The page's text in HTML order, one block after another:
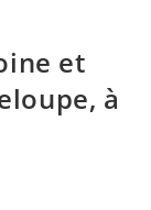
et
à